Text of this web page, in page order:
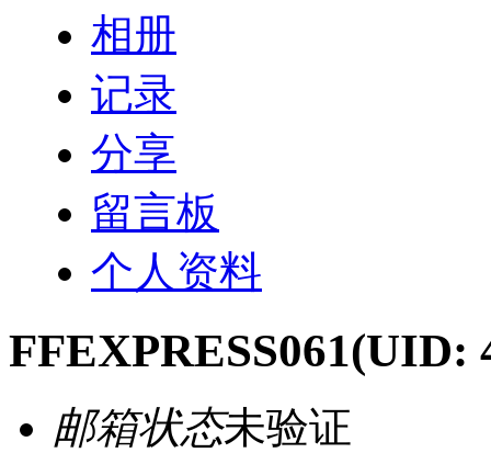
相册
记录
分享
留言板
个人资料
FFEXPRESS061(UID:
邮箱状态未验证